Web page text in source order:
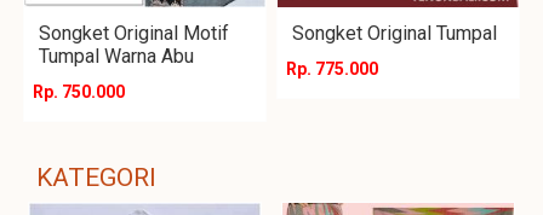
Songket Original Motif
Tumpal Warna Abu
Rp. 750.000
Songket Original Tumpal
Rp. 775.000
KATEGORI